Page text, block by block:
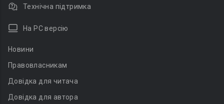
Технічна підтримка
На PC версію
Новини
Правовласникам
Довідка для читача
Довідка для автора